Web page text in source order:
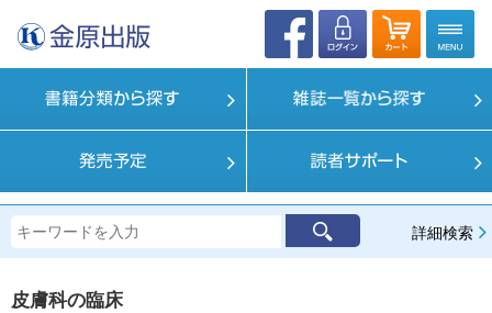
詳細検索
皮膚科の臨床